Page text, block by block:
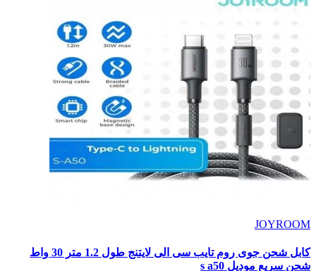
JOYROOM
كابل شحن جوى روم تايب سى الى لايتنج طول 1.2 متر 30 واط
شحن سريع موديل s a50